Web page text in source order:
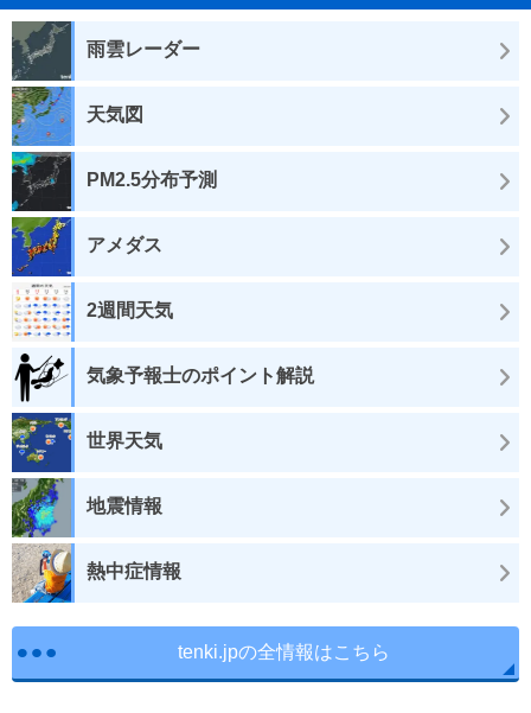
雨雲レーダー
天気図
PM2.5分布予測
アメダス
2週間天気
気象予報士のポイント解説
世界天気
地震情報
熱中症情報
tenki.jpの全情報はこちら